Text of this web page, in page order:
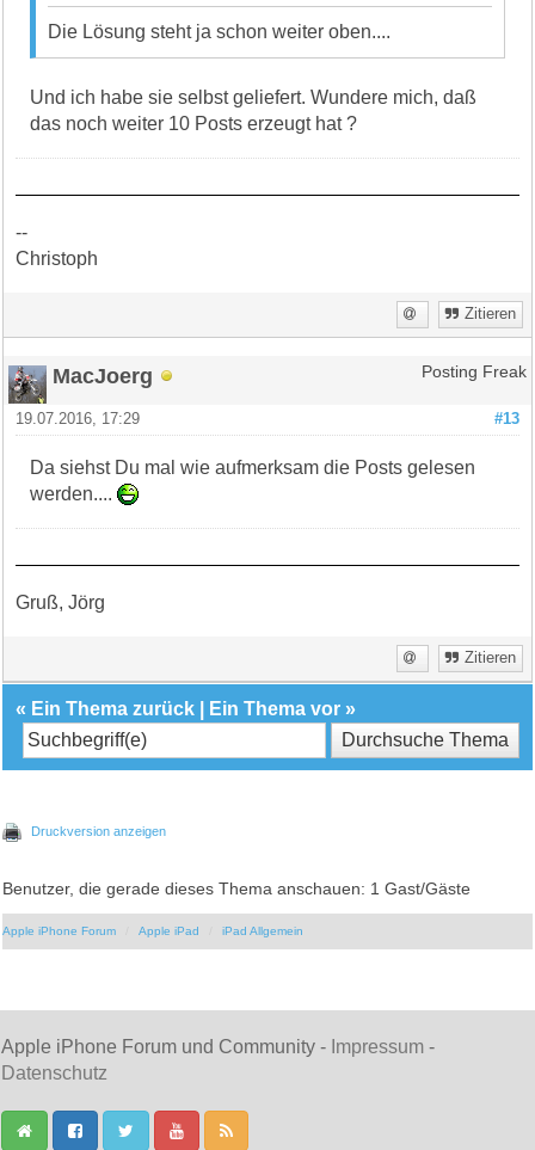
Die Lösung steht ja schon weiter oben....
Und ich habe sie selbst geliefert. Wundere mich, daß
das noch weiter 10 Posts erzeugt hat ?
--
Christoph
Zitieren
MacJoerg Posting Freak
#13
19.07.2016, 17:29
Da siehst Du mal wie aufmerksam die Posts gelesen
werden....
Gruß, Jörg
Zitieren
« Ein Thema zurück Ein Thema vor »
Druckversion anzeigen
Benutzer, die gerade dieses Thema anschauen: 1 Gast/Gäste
Apple iPhone Forum Apple iPad iPad Allgemein
Apple iPhone Forum und Community - Impressum -
Datenschutz